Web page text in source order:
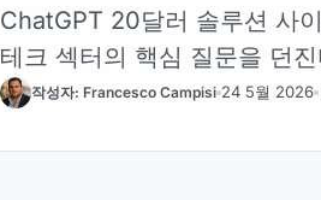
ChatGPT 20달러 솔루션 사
테크 섹터의 핵심 질문을 던진
작성자: Francesco Campisi 24 5월 2026